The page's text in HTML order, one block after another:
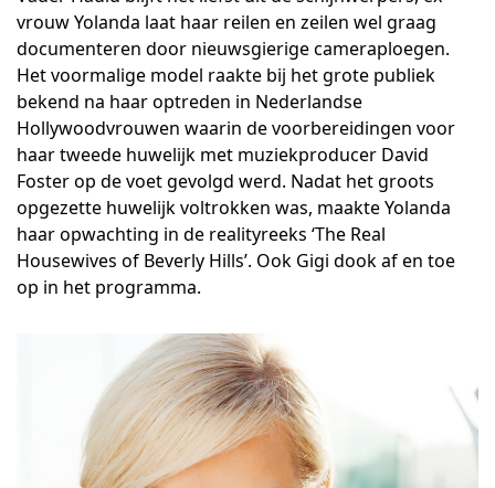
vrouw Yolanda laat haar reilen en zeilen wel graag
documenteren door nieuwsgierige cameraploegen.
Het voormalige model raakte bij het grote publiek
bekend na haar optreden in Nederlandse
Hollywoodvrouwen waarin de voorbereidingen voor
haar tweede huwelijk met muziekproducer David
Foster op de voet gevolgd werd. Nadat het groots
opgezette huwelijk voltrokken was, maakte Yolanda
haar opwachting in de realityreeks ‘The Real
Housewives of Beverly Hills’. Ook Gigi dook af en toe
op in het programma.